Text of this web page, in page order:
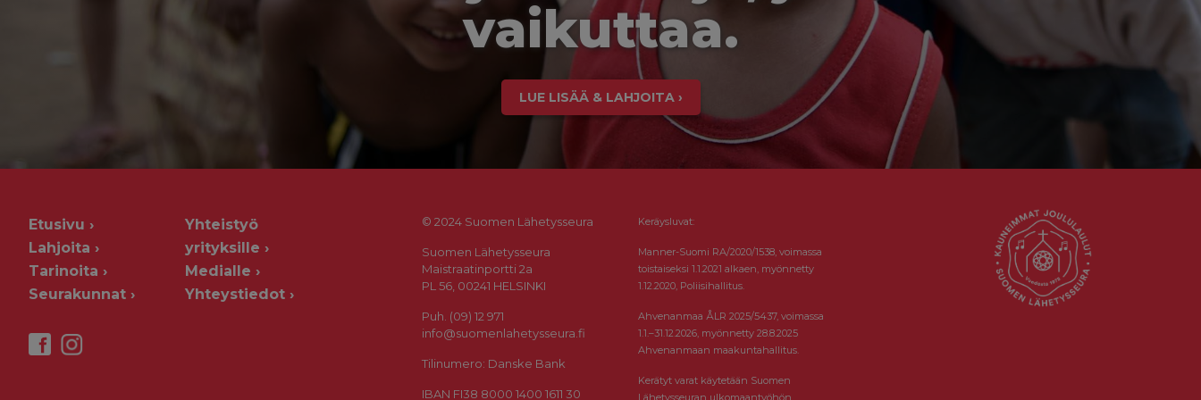
vaikuttaa.
LUE LISÄÄ & LAHJOITA ›
Etusivu
Lahjoita
Tarinoita
Seurakunnat
Yhteistyö
yrityksille
Medialle
Yhteystiedot
© 2024 Suomen Lähetysseura
Suomen Lähetysseura
Maistraatinportti 2a
PL 56, 00241 HELSINKI
Puh. (09) 12 971
info@suomenlahetysseura.fi
Tilinumero: Danske Bank
IBAN FI38 8000 1400 1611 30
Keräysluvat:
Manner-Suomi RA/2020/1538, voimassa
toistaiseksi 1.1.2021 alkaen, myönnetty
1.12.2020, Poliisihallitus.
Ahvenanmaa ÅLR 2025/5437, voimassa
1.1.–31.12.2026, myönnetty 28.8.2025
Ahvenanmaan maakuntahallitus.
Kerätyt varat käytetään Suomen
Lähetysseuran ulkomaantyöhön.